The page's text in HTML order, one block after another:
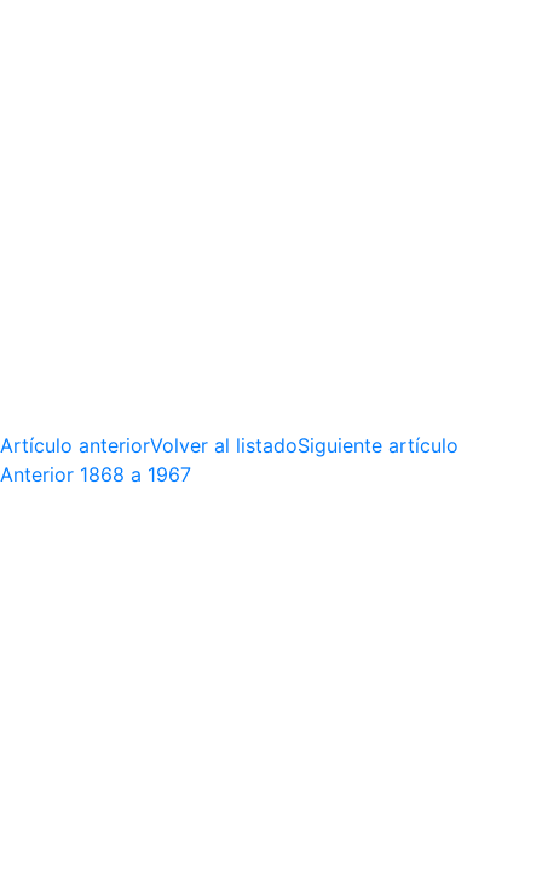
Artículo anteriorVolver al listadoSiguiente artículo
Anterior 1868 a 1967